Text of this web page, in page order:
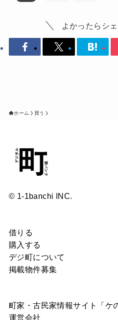
よかったらシ
ホーム 買う
© 1-1banchi INC.
借りる
購入する
デジ町について
掲載物件募集
町家・古民家情報サイト「ケ
運営会社